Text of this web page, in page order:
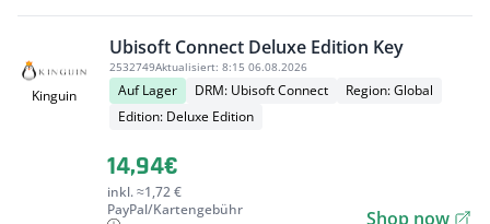
Kinguin
Ubisoft Connect Deluxe Edition Key
2532749Aktualisiert: 8:15 06.08.2026
Auf Lager DRM: Ubisoft Connect
Region: Global
Edition: Deluxe Edition
14,94€
inkl. ≈1,72 €
PayPal/Kartengebühr
Shop now